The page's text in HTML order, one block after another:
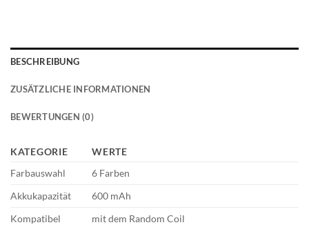
BESCHREIBUNG
ZUSÄTZLICHE INFORMATIONEN
BEWERTUNGEN (0)
KATEGORIE
WERTE
Farbauswahl
6 Farben
Akkukapazität
600 mAh
Kompatibel
mit dem Random Coil